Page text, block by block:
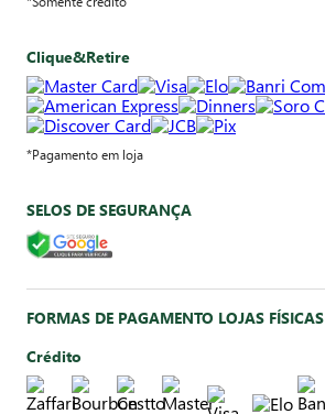
Clique&Retire
*Pagamento em loja
SELOS DE SEGURANÇA
FORMAS DE PAGAMENTO LOJAS FÍSICAS
Crédito